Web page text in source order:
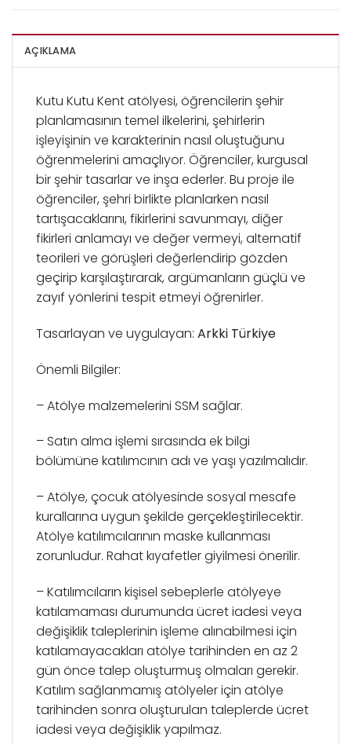
AÇIKLAMA
Kutu Kutu Kent atölyesi, öğrencilerin şehir
planlamasının temel ilkelerini, şehirlerin
işleyişinin ve karakterinin nasıl oluştuğunu
öğrenmelerini amaçlıyor. Öğrenciler, kurgusal
bir şehir tasarlar ve inşa ederler. Bu proje ile
öğrenciler, şehri birlikte planlarken nasıl
tartışacaklarını, fikirlerini savunmayı, diğer
fikirleri anlamayı ve değer vermeyi, alternatif
teorileri ve görüşleri değerlendirip gözden
geçirip karşılaştırarak, argümanların güçlü ve
zayıf yönlerini tespit etmeyi öğrenirler.
Tasarlayan ve uygulayan: Arkki Türkiye
Önemli Bilgiler:
– Atölye malzemelerini SSM sağlar.
– Satın alma işlemi sırasında ek bilgi
bölümüne katılımcının adı ve yaşı yazılmalıdır.
– Atölye, çocuk atölyesinde sosyal mesafe
kurallarına uygun şekilde gerçekleştirilecektir.
Atölye katılımcılarının maske kullanması
zorunludur. Rahat kıyafetler giyilmesi önerilir.
– Katılımcıların kişisel sebeplerle atölyeye
katılamaması durumunda ücret iadesi veya
değişiklik taleplerinin işleme alınabilmesi için
katılamayacakları atölye tarihinden en az 2
gün önce talep oluşturmuş olmaları gerekir.
Katılım sağlanmamış atölyeler için atölye
tarihinden sonra oluşturulan taleplerde ücret
iadesi veya değişiklik yapılmaz.